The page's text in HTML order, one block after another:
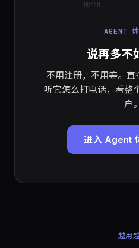
HUMAN
AGENT
说再多不
不用注册，不用等。直
听它怎么打电话，看整
户。
进入 Agent
越用